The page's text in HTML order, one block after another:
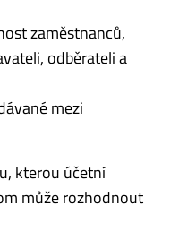
zaměstnanců,
odběrateli a
mezi
kterou účetní
může rozhodnout